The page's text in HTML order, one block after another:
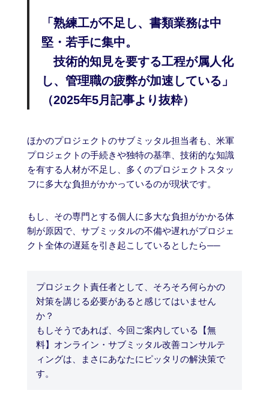
「熟練工が不足し、書類業務は中
堅・若手に集中。
技術的知見を要する工程が属人化
し、管理職の疲弊が加速している」
（2025年5月記事より抜粋）
ほかのプロジェクトのサブミッタル担当者も、米軍
プロジェクトの手続きや独特の基準、技術的な知識
を有する人材が不足し、多くのプロジェクトスタッ
フに多大な負担がかかっているのが現状です。
もし、その専門とする個人に多大な負担がかかる体
制が原因で、サブミッタルの不備や遅れがプロジェ
クト全体の遅延を引き起こしているとしたら──
プロジェクト責任者として、そろそろ何らかの
対策を講じる必要があると感じてはいません
か？
もしそうであれば、今回ご案内している【無
料】オンライン・サブミッタル改善コンサルテ
ィングは、まさにあなたにピッタリの解決策で
す。